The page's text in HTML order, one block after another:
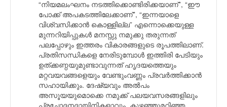
“നിയമലംഘനം നടത്തിക്കൊണ്ടിരിക്കയാണ്”, “ഈ
പോക്ക് അപകടത്തിലേക്കാണ്”, “ഇന്നയാളെ
വിശ്വസിക്കാന്‍ കൊള്ളില്ല” എന്നൊക്കെയുള്ള
മുന്നറിയിപ്പുകള്‍ മനസ്സു നമുക്കു തരുന്നത്
പലപ്പോഴും ഇത്തരം വികാരങ്ങളുടെ രൂപത്തിലാണ്.
പ്രതിസന്ധികളെ നേരിടുമ്പോള്‍ ഇത്തിരി പേടിയും
ഉത്ക്കണ്ഠയുമുണ്ടാവുന്നത് ഹൃദയത്തെയും
മറ്റവയവങ്ങളെയും വേണ്ടുംവണ്ണം പ്രവര്‍ത്തിക്കാന്‍
സഹായിക്കും. ദേഷ്യവും അല്‍പം
അസൂയയുമൊക്കെ നമുക്ക് പലയവസരങ്ങളിലും
പ്രചോദനദായിനികളാവും. കുഴഞ്ഞുമറിഞ്ഞ